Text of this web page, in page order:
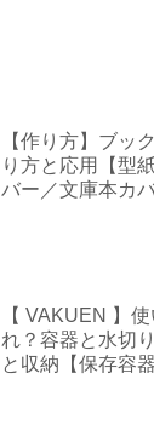
【作り方】ブッ
り方と応用【型
バー／文庫本カ
【 VAKUEN 】
れ？容器と水切
と収納【保存容器